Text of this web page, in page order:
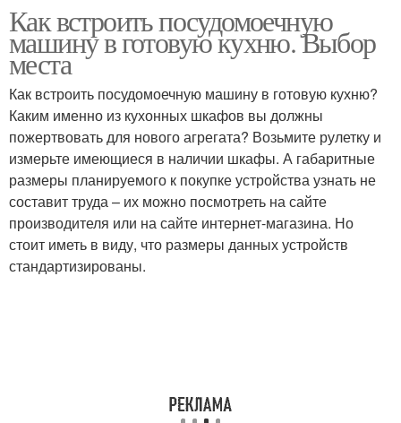
Как встроить посудомоечную
машину в готовую кухню. Выбор
места
Как встроить посудомоечную машину в готовую кухню?
Каким именно из кухонных шкафов вы должны
пожертвовать для нового агрегата? Возьмите рулетку и
измерьте имеющиеся в наличии шкафы. А габаритные
размеры планируемого к покупке устройства узнать не
составит труда – их можно посмотреть на сайте
производителя или на сайте интернет-магазина. Но
стоит иметь в виду, что размеры данных устройств
стандартизированы.